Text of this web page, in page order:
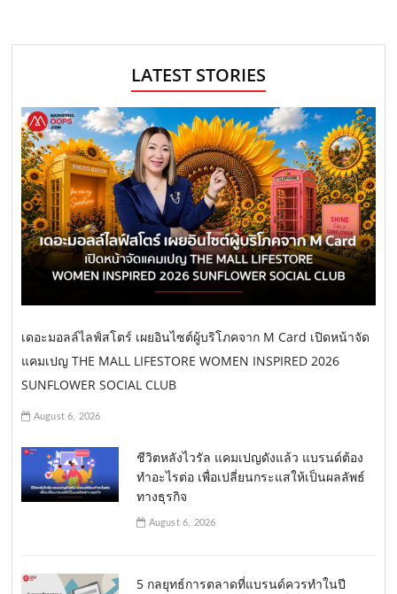
LATEST STORIES
เดอะมอลล์ไลฟ์สโตร์ เผยอินไซต์ผู้บริโภคจาก M Card เปิดหน้าจัด
แคมเปญ THE MALL LIFESTORE WOMEN INSPIRED 2026
SUNFLOWER SOCIAL CLUB
August 6, 2026
ชีวิตหลังไวรัล แคมเปญดังแล้ว แบรนด์ต้อง
ทำอะไรต่อ เพื่อเปลี่ยนกระแสให้เป็นผลลัพธ์
ทางธุรกิจ
August 6, 2026
5 กลยุทธ์การตลาดที่แบรนด์ควรทำในปี